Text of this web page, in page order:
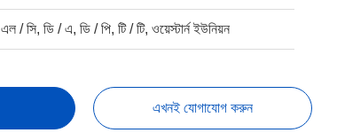
এল / সি, ডি / এ, ডি / পি, টি / টি, ওয়েস্টার্ন ইউনিয়ন
এখনই যোগাযোগ করুন